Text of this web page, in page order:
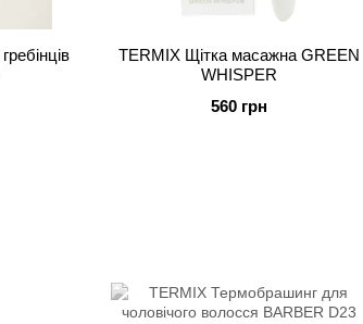
TERMIX Щітка масажна GREEN
WHISPER
560 грн